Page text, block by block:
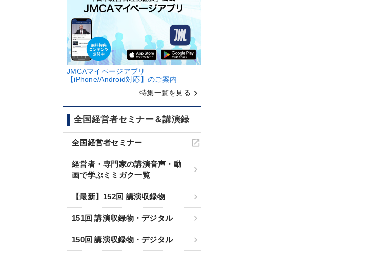
JMCAマイページアプリ
【iPhone/Android対応】のご案内
特集一覧を見る keyboard_arrow_right
全国経営者セミナー＆講演録
全国経営者セミナー
経営者・専門家の講演音声・動
画で学ぶミミガク一覧
【最新】152回 講演収録物
151回 講演収録物・デジタル
150回 講演収録物・デジタル